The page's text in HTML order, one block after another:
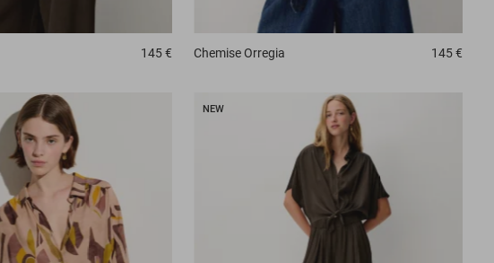
145 € Chemise Orregia 145 €
NEW